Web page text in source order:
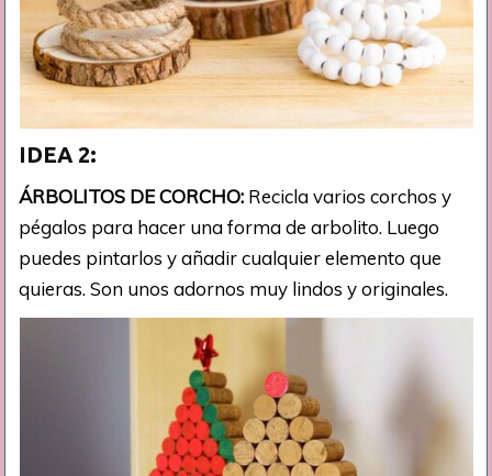
IDEA 2:
ÁRBOLITOS DE CORCHO: Recicla varios corchos y
pégalos para hacer una forma de arbolito. Luego
puedes pintarlos y añadir cualquier elemento que
quieras. Son unos adornos muy lindos y originales.